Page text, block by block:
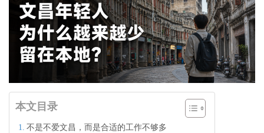
本文目录
不是不爱文昌，而是合适的工作不够多